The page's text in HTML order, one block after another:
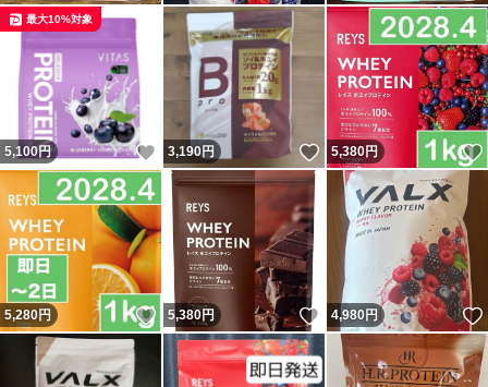
5,100円 いいね！
最大10%対象
3,190円 いいね！
5,380円
5,280円 いいね！
5,380円 いいね！
4,980円